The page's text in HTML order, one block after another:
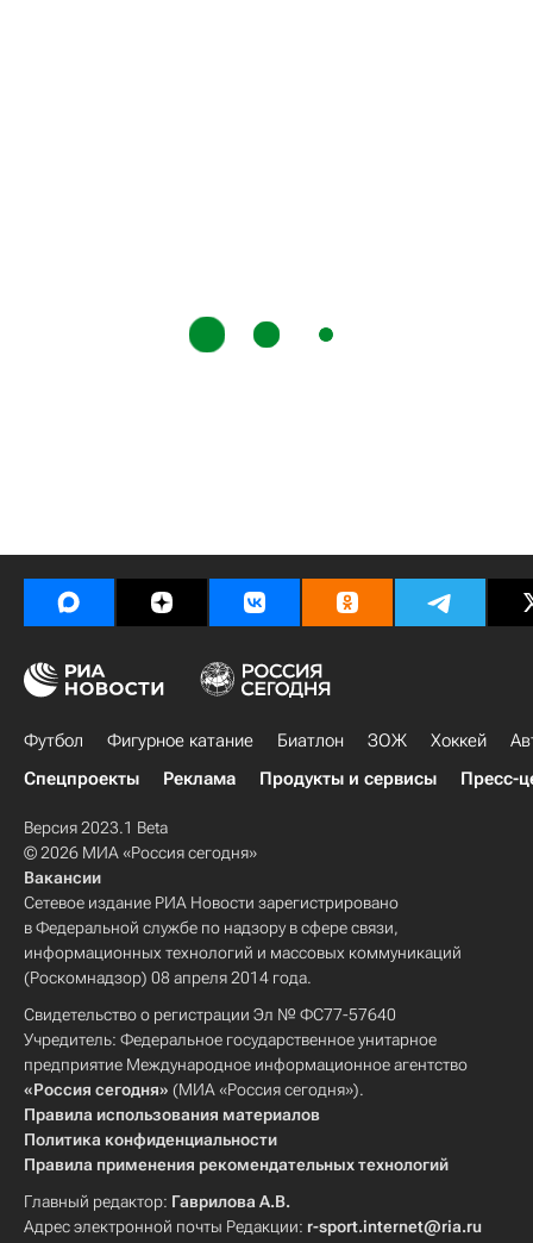
Футбол Фигурное катание Биатлон ЗОЖ Хоккей
Спецпроекты
Реклама Продукты и сервисы Пресс-
Версия 2023.1 Beta
© 2026 МИА «Россия сегодня»
Вакансии
Сетевое издание РИА Новости зарегистрировано
в Федеральной службе по надзору в сфере связи,
информационных технологий и массовых коммуникаций
(Роскомнадзор) 08 апреля 2014 года.
Свидетельство о регистрации Эл № ФС77-57640
Учредитель: Федеральное государственное унитарное
предприятие Международное информационное агентство
«Россия сегодня» (МИА «Россия сегодня»).
Правила использования материалов
Политика конфиденциальности
Правила применения рекомендательных технологий
Главный редактор: Гаврилова А.В.
Адрес электронной почты Редакции: r-sport.internet@ria.ru